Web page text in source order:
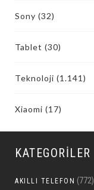
Sony (32)
Tablet (30)
Teknoloji (1.141)
Xiaomi (17)
KATEGORILER
AKILLI TELEFON (772)